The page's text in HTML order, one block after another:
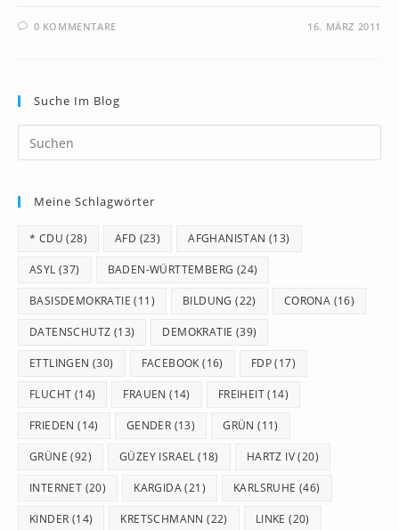
0 KOMMENTARE 16. MÄRZ 2011
Suche Im Blog
Meine Schlagwörter
* CDU (28) AFD (23) AFGHANISTAN (13)
ASYL (37) BADEN-WÜRTTEMBERG (24)
BASISDEMOKRATIE (11) BILDUNG (22) CORONA (16)
DATENSCHUTZ (13) DEMOKRATIE (39)
ETTLINGEN (30) FACEBOOK (16) FDP(17)
FLUCHT (14) FRAUEN (14) FREIHEIT(14)
FRIEDEN (14) GENDER (13) GRÜN (11)
GRÜNE (92) GÜZEY ISRAEL (18) HARTZ IV(20)
INTERNET (20) KARGIDA(21) KARLSRUHE (46)
KINDER (14) KRETSCHMANN (22) LINKE (20)